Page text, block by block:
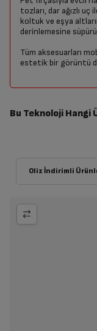
tozları, dar ağızlı uç
koltuk ve eşya
derinlemesine
Tüm aksesuarları
estetik bir görüntü
Bu Teknoloji Hangi